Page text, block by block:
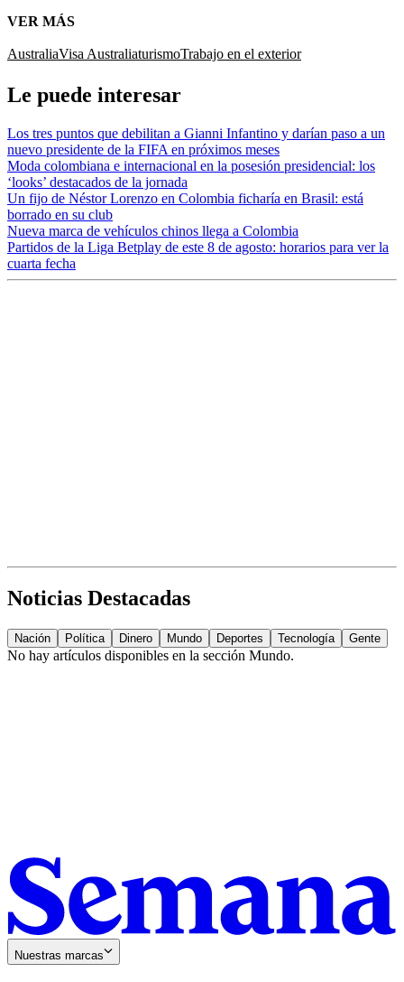
VER MÁS
AustraliaVisa AustraliaturismoTrabajo en el exterior
Le puede interesar
Los tres puntos que debilitan a Gianni Infantino y darían paso a un
nuevo presidente de la FIFA en próximos meses
Moda colombiana e internacional en la posesión presidencial: los
‘looks’ destacados de la jornada
Un fijo de Néstor Lorenzo en Colombia ficharía en Brasil: está
borrado en su club
Nueva marca de vehículos chinos llega a Colombia
Partidos de la Liga Betplay de este 8 de agosto: horarios para ver la
cuarta fecha
Noticias Destacadas
Nación Política Dinero Mundo Deportes Tecnología Gente
No hay artículos disponibles en la sección Mundo.
Nuestras marcas